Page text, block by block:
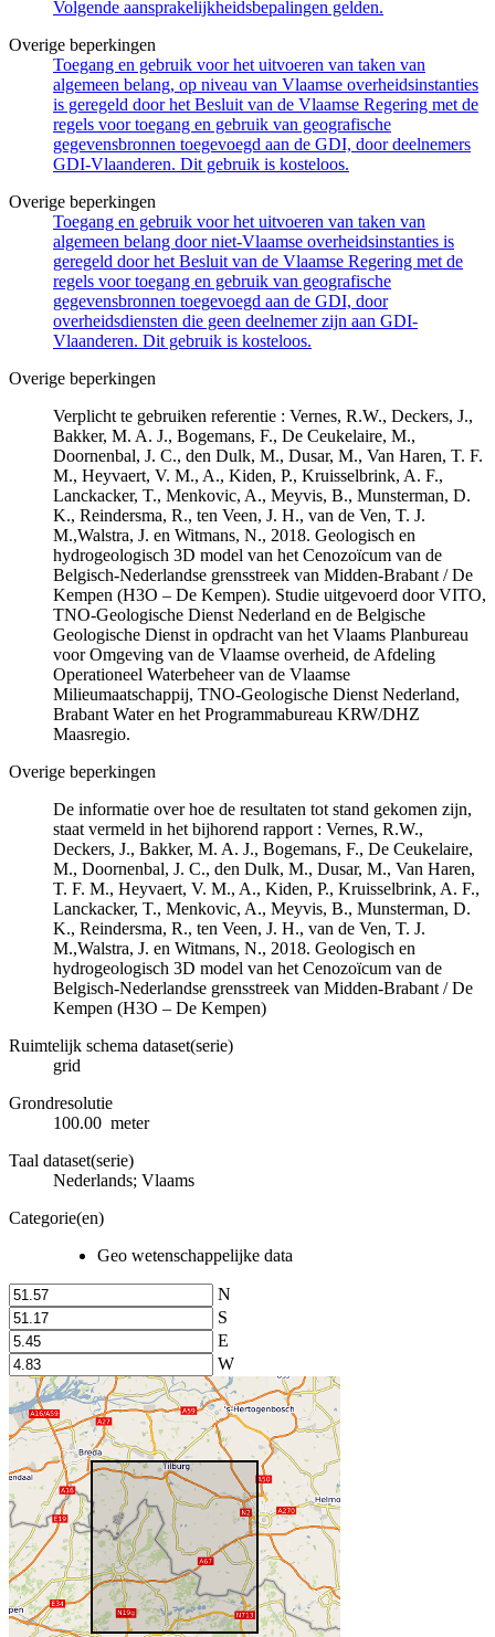
Volgende aansprakelijkheidsbepalingen gelden.
Overige beperkingen
Toegang en gebruik voor het uitvoeren van taken van
algemeen belang, op niveau van Vlaamse overheidsinstanties
is geregeld door het Besluit van de Vlaamse Regering met de
regels voor toegang en gebruik van geografische
gegevensbronnen toegevoegd aan de GDI, door deelnemers
GDI-Vlaanderen. Dit gebruik is kosteloos.
Overige beperkingen
Toegang en gebruik voor het uitvoeren van taken van
algemeen belang door niet-Vlaamse overheidsinstanties is
geregeld door het Besluit van de Vlaamse Regering met de
regels voor toegang en gebruik van geografische
gegevensbronnen toegevoegd aan de GDI, door
overheidsdiensten die geen deelnemer zijn aan GDI-
Vlaanderen. Dit gebruik is kosteloos.
Overige beperkingen
Verplicht te gebruiken referentie : Vernes, R.W., Deckers, J.,
Bakker, M. A. J., Bogemans, F., De Ceukelaire, M.,
Doornenbal, J. C., den Dulk, M., Dusar, M., Van Haren, T. F.
M., Heyvaert, V. M., A., Kiden, P., Kruisselbrink, A. F.,
Lanckacker, T., Menkovic, A., Meyvis, B., Munsterman, D.
K., Reindersma, R., ten Veen, J. H., van de Ven, T. J.
M.,Walstra, J. en Witmans, N., 2018. Geologisch en
hydrogeologisch 3D model van het Cenozoïcum van de
Belgisch-Nederlandse grensstreek van Midden-Brabant / De
Kempen (H3O – De Kempen). Studie uitgevoerd door VITO,
TNO-Geologische Dienst Nederland en de Belgische
Geologische Dienst in opdracht van het Vlaams Planbureau
voor Omgeving van de Vlaamse overheid, de Afdeling
Operationeel Waterbeheer van de Vlaamse
Milieumaatschappij, TNO-Geologische Dienst Nederland,
Brabant Water en het Programmabureau KRW/DHZ
Maasregio.
Overige beperkingen
De informatie over hoe de resultaten tot stand gekomen zijn,
staat vermeld in het bijhorend rapport : Vernes, R.W.,
Deckers, J., Bakker, M. A. J., Bogemans, F., De Ceukelaire,
M., Doornenbal, J. C., den Dulk, M., Dusar, M., Van Haren,
T. F. M., Heyvaert, V. M., A., Kiden, P., Kruisselbrink, A. F.,
Lanckacker, T., Menkovic, A., Meyvis, B., Munsterman, D.
K., Reindersma, R., ten Veen, J. H., van de Ven, T. J.
M.,Walstra, J. en Witmans, N., 2018. Geologisch en
hydrogeologisch 3D model van het Cenozoïcum van de
Belgisch-Nederlandse grensstreek van Midden-Brabant / De
Kempen (H3O – De Kempen)
Ruimtelijk schema dataset(serie)
grid
Grondresolutie
100.00 meter
Taal dataset(serie)
Nederlands; Vlaams
Categorie(en)
Geo wetenschappelijke data
N
S
E
W